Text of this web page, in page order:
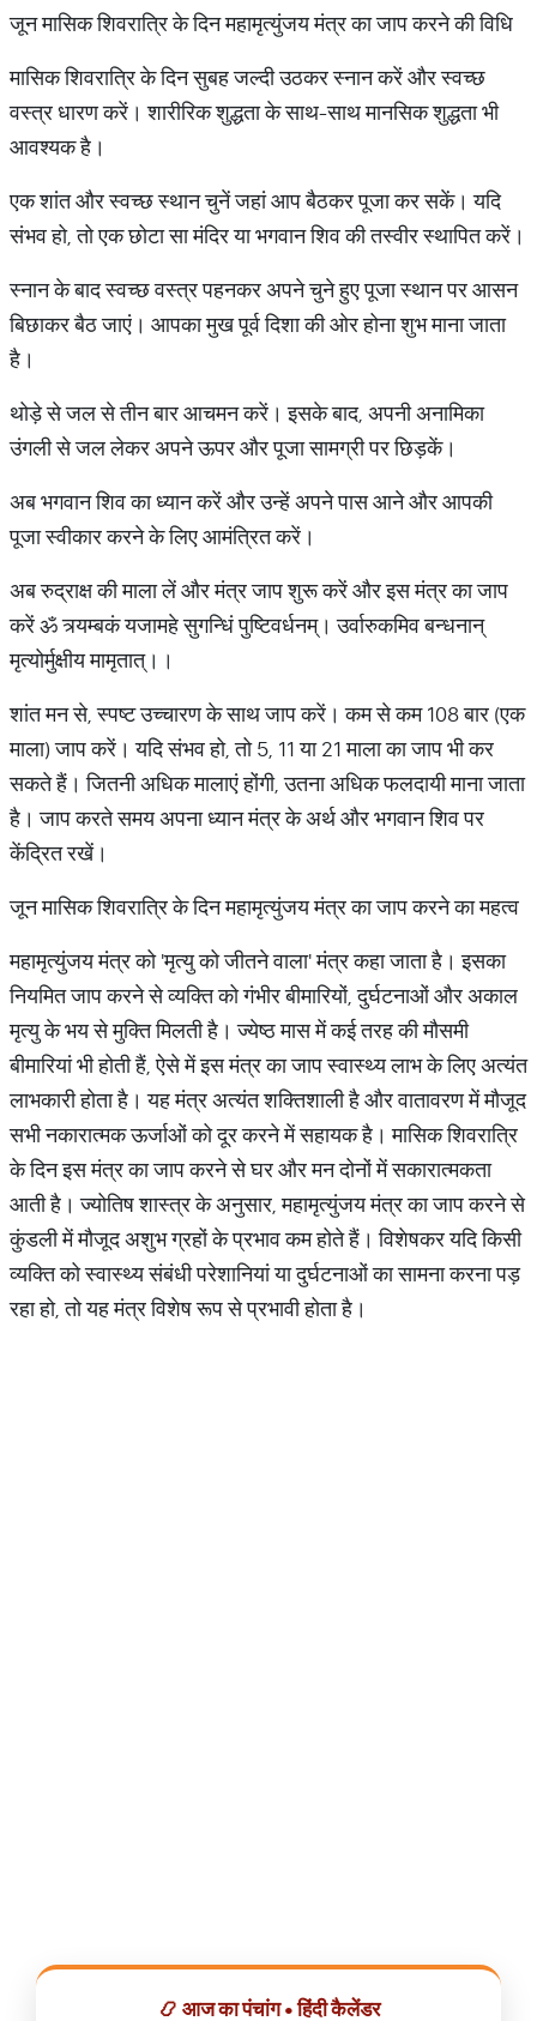
जून मासिक शिवरात्रि के दिन महामृत्युंजय मंत्र का जाप करने की विधि
मासिक शिवरात्रि के दिन सुबह जल्दी उठकर स्नान करें और स्वच्छ
वस्त्र धारण करें। शारीरिक शुद्धता के साथ-साथ मानसिक शुद्धता भी
आवश्यक है।
एक शांत और स्वच्छ स्थान चुनें जहां आप बैठकर पूजा कर सकें। यदि
संभव हो, तो एक छोटा सा मंदिर या भगवान शिव की तस्वीर स्थापित करें।
स्नान के बाद स्वच्छ वस्त्र पहनकर अपने चुने हुए पूजा स्थान पर आसन
बिछाकर बैठ जाएं। आपका मुख पूर्व दिशा की ओर होना शुभ माना जाता
है।
थोड़े से जल से तीन बार आचमन करें। इसके बाद, अपनी अनामिका
उंगली से जल लेकर अपने ऊपर और पूजा सामग्री पर छिड़कें।
अब भगवान शिव का ध्यान करें और उन्हें अपने पास आने और आपकी
पूजा स्वीकार करने के लिए आमंत्रित करें।
अब रुद्राक्ष की माला लें और मंत्र जाप शुरू करें और इस मंत्र का जाप
करें ॐ त्र्यम्बकं यजामहे सुगन्धिं पुष्टिवर्धनम्। उर्वारुकमिव बन्धनान्
मृत्योर्मुक्षीय मामृतात्।।
शांत मन से, स्पष्ट उच्चारण के साथ जाप करें। कम से कम 108 बार (एक
माला) जाप करें। यदि संभव हो, तो 5, 11 या 21 माला का जाप भी कर
सकते हैं। जितनी अधिक मालाएं होंगी, उतना अधिक फलदायी माना जाता
है। जाप करते समय अपना ध्यान मंत्र के अर्थ और भगवान शिव पर
केंद्रित रखें।
जून मासिक शिवरात्रि के दिन महामृत्युंजय मंत्र का जाप करने का महत्व
महामृत्युंजय मंत्र को 'मृत्यु को जीतने वाला' मंत्र कहा जाता है। इसका
नियमित जाप करने से व्यक्ति को गंभीर बीमारियों, दुर्घटनाओं और अकाल
मृत्यु के भय से मुक्ति मिलती है। ज्येष्ठ मास में कई तरह की मौसमी
बीमारियां भी होती हैं, ऐसे में इस मंत्र का जाप स्वास्थ्य लाभ के लिए अत्यंत
लाभकारी होता है। यह मंत्र अत्यंत शक्तिशाली है और वातावरण में मौजूद
सभी नकारात्मक ऊर्जाओं को दूर करने में सहायक है। मासिक शिवरात्रि
के दिन इस मंत्र का जाप करने से घर और मन दोनों में सकारात्मकता
आती है। ज्योतिष शास्त्र के अनुसार, महामृत्युंजय मंत्र का जाप करने से
कुंडली में मौजूद अशुभ ग्रहों के प्रभाव कम होते हैं। विशेषकर यदि किसी
व्यक्ति को स्वास्थ्य संबंधी परेशानियां या दुर्घटनाओं का सामना करना पड़
रहा हो, तो यह मंत्र विशेष रूप से प्रभावी होता है।
📿 आज का पंचांग • हिंदी कैलेंडर